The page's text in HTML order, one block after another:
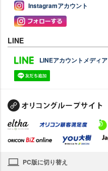
Instagramアカウント
LINE
LINEアカウントメディア
PC版に切り替え